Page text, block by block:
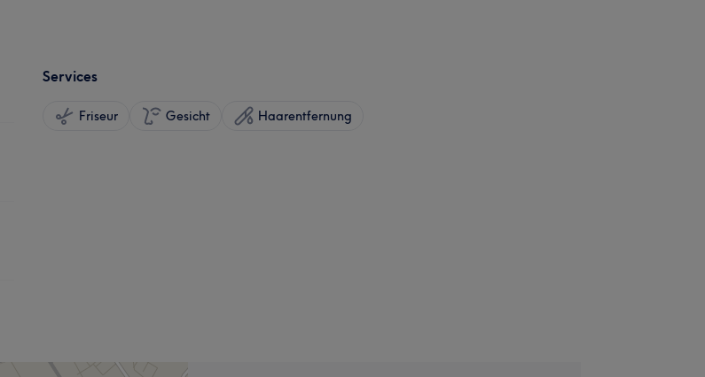
Services
Friseur Gesicht Haarentfernung